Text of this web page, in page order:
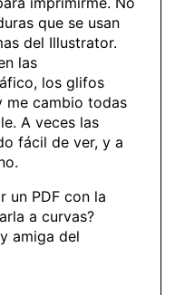
que se usan
del Illustrator.
las
los glifos
me cambio todas
A veces las
fácil de ver, y a
un PDF con la
a curvas?
amiga del